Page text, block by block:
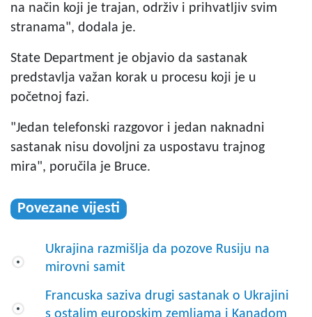
na način koji je trajan, održiv i prihvatljiv svim
stranama", dodala je.
State Department je objavio da sastanak
predstavlja važan korak u procesu koji je u
početnoj fazi.
"Jedan telefonski razgovor i jedan naknadni
sastanak nisu dovoljni za uspostavu trajnog
mira", poručila je Bruce.
Povezane vijesti
Ukrajina razmišlja da pozove Rusiju na
mirovni samit
Francuska saziva drugi sastanak o Ukrajini
s ostalim europskim zemljama i Kanadom